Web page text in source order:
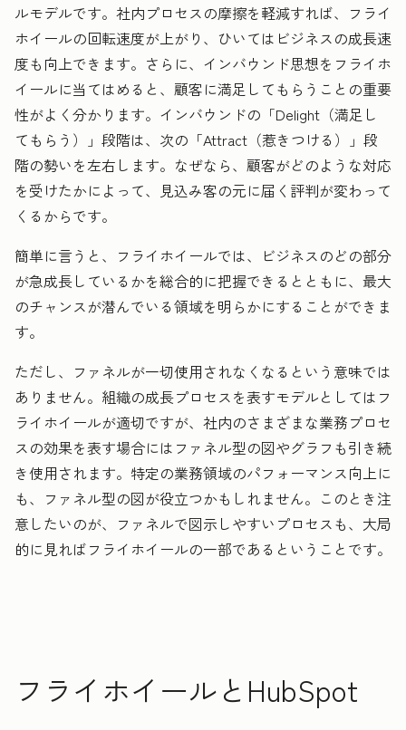
ルモデルです。社内プロセスの摩擦を軽減すれば、フライ
ホイールの回転速度が上がり、ひいてはビジネスの成長速
度も向上できます。さらに、インバウンド思想をフライホ
イールに当てはめると、顧客に満足してもらうことの重要
性がよく分かります。インバウンドの「Delight（満足し
てもらう）」段階は、次の「Attract（惹きつける）」段
階の勢いを左右します。 なぜなら、顧客がどのような対応
を受けたかによって、見込み客の元に届く評判が変わって
くるからです。
簡単に言うと、フライホイールでは、ビジネスのどの部分
が急成長しているかを総合的に把握できるとともに、最大
のチャンスが潜んでいる領域を明らかにすることができま
す。
ただし、ファネルが一切使用されなくなるという意味では
ありません。組織の成長プロセスを表すモデルとしてはフ
ライホイールが適切ですが、社内のさまざまな業務プロセ
スの効果を表す場合にはファネル型の図やグラフも引き続
き使用されます。特定の業務領域のパフォーマンス向上に
も、ファネル型の図が役立つかもしれません。このとき注
意したいのが、ファネルで図示しやすいプロセスも、大局
的に見ればフライホイールの一部であるということです。
フライホイールとHubSpot